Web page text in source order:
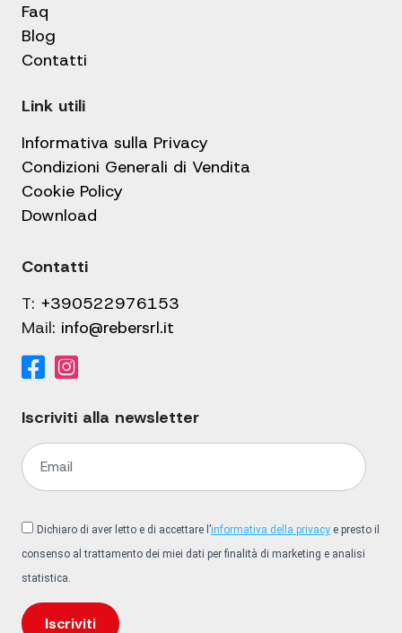
Faq
Blog
Contatti
Link utili
Informativa sulla Privacy
Condizioni Generali di Vendita
Cookie Policy
Download
Contatti
T: +390522976153
Mail: info@rebersrl.it
Iscriviti alla newsletter
Dichiaro di aver letto e di accettare l’informativa della privacy e presto il
consenso al trattamento dei miei dati per finalità di marketing e analisi
statistica.
Iscriviti